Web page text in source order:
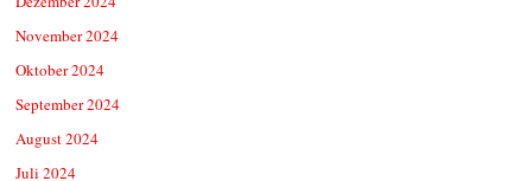
November 2024
Oktober 2024
September 2024
August 2024
Juli 2024